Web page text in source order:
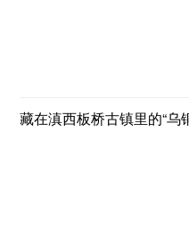
藏在滇西板桥古镇里的“乌